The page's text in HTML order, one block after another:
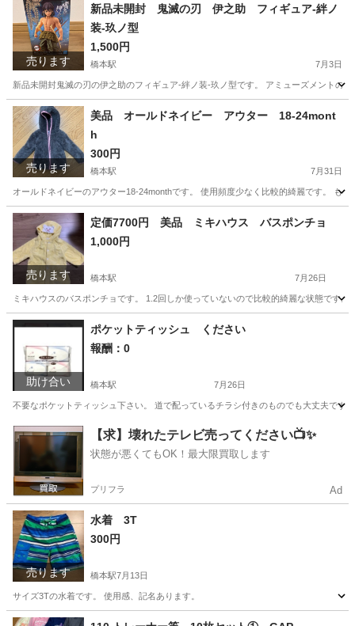
売ります
新品未開封 鬼滅の刃 伊之助 フィギュア-絆ノ
装-玖ノ型
1,500円
橋本駅 7月3日
新品未開封鬼滅の刃の伊之助のフィギュア-絆ノ装-玖ノ型です。 アミューズメントの
神奈川 相模原市 橋本駅 フィギュア 鬼滅の刃
売ります
美品 オールドネイビー アウター 18-24mont
h
300円
橋本駅 7月31日
オールドネイビーのアウター18-24monthです。 使用頻度少なく比較的綺麗です。 も
神奈川 相模原市 橋本駅 子供用品 オールドネイビー
売ります
定価7700円 美品 ミキハウス バスポンチョ
1,000円
橋本駅 7月26日
ミキハウスのバスポンチョです。 1.2回しか使っていないので比較的綺麗な状態です
神奈川 相模原市 橋本駅 ポンチョ
助け合い
ポケットティッシュ ください
報酬：0
橋本駅 7月26日
不要なポケットティッシュ下さい。 道で配っているチラシ付きのものでも大丈夫です
神奈川 相模原市 橋本駅 買いたい/ください
ポケットティッシュ
【求】壊れたテレビ売ってください📺✨
状態が悪くてもOK！最大限買取します
プリフラ Ad
売ります
水着 3T
300円
橋本駅7月13日
サイズ3Tの水着です。 使用感、記名あります。
神奈川 相模原市 キッズ用品 水着